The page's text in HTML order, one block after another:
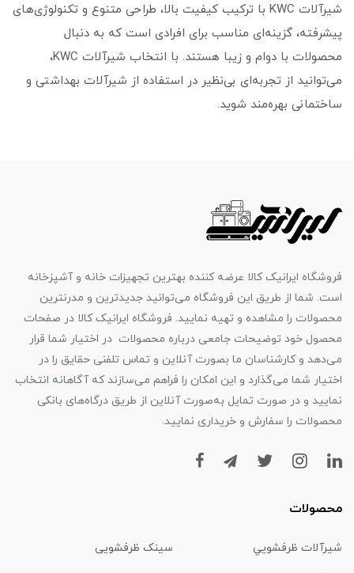
شیرآلات KWC با ترکیب کیفیت بالا، طراحی متنوع و تکنولوژی‌های
پیشرفته، گزینه‌ای مناسب برای افرادی است که به دنبال
محصولات با دوام و زیبا هستند. با انتخاب شیرآلات KWC،
می‌توانید از تجربه‌ای بی‌نظیر در استفاده از شیرآلات بهداشتی و
ساختمانی بهره‌مند شوید.
فروشگاه ایرانیک کالا عرضه کننده بهترین تجهیزات خانه و آشپزخانه
است. شما از طریق این فروشگاه می‌توانید جدیدترین و مدرنترین
محصولات را مشاهده و تهیه نمایید. فروشگاه ایرانیک کالا در صفحات
محصول خود توضیحات جامعی درباره محصولات در اختیار شما قرار
می‌دهد و کارشناسان ما بصورت آنلاین و تماس تلفنی حقایق را در
اختیار شما می‌گذارد و این امکان را فراهم می‌سازند که آگاهانه انتخاب
نمایید و در صورت تمایل به‌صورت آنلاین از طریق درگاه‌های بانکی
محصولات را سفارش و خریداری نمایید.
محصولات
شیرآلات ظرفشويي سینک ظرفشویی